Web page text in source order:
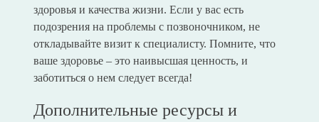
здоровья и качества жизни. Если у вас есть
подозрения на проблемы с позвоночником, не
откладывайте визит к специалисту. Помните, что
ваше здоровье – это наивысшая ценность, и
заботиться о нем следует всегда!
Дополнительные ресурсы и